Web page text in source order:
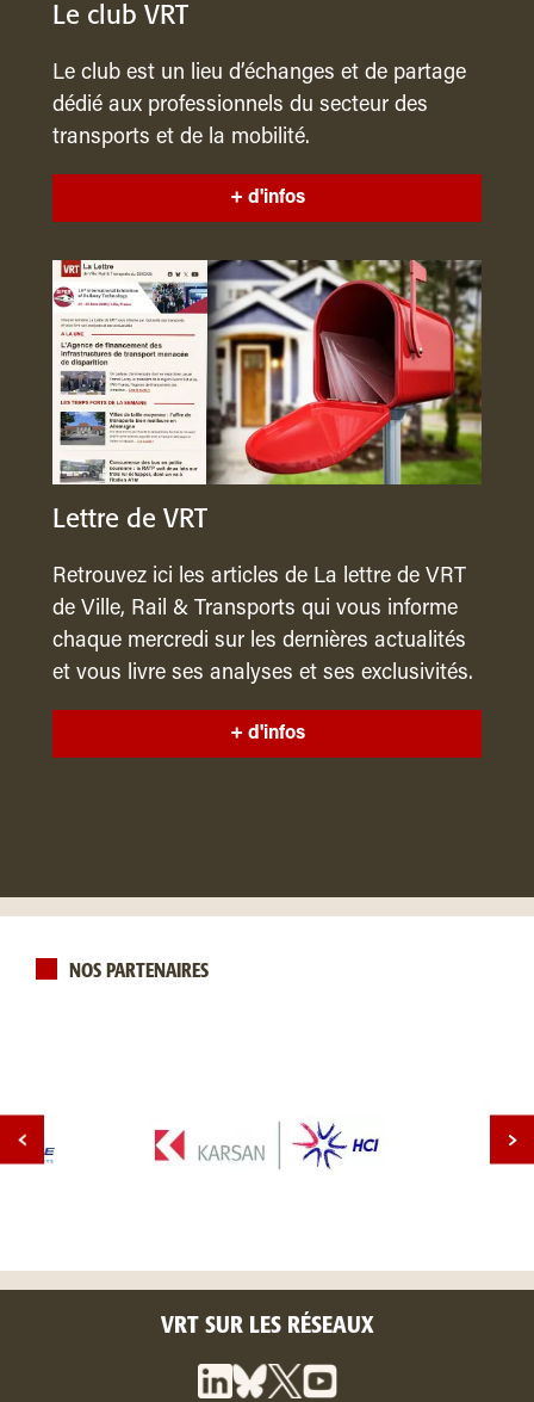
Le club VRT
Le club est un lieu d’échanges et de partage
dédié aux professionnels du secteur des
transports et de la mobilité.
+ d'infos
Lettre de VRT
Retrouvez ici les articles de La lettre de VRT
de Ville, Rail & Transports qui vous informe
chaque mercredi sur les dernières actualités
et vous livre ses analyses et ses exclusivités.
+ d'infos
NOS PARTENAIRES
VRT SUR LES RÉSEAUX